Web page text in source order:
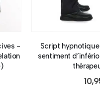
-
Script
sentiment